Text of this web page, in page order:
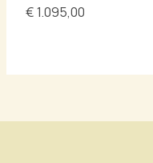
€1.095,00